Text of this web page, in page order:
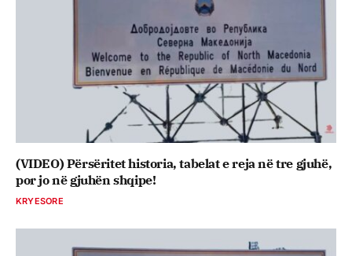
(VIDEO) Përsëritet historia, tabelat e reja në tre gjuhë,
por jo në gjuhën shqipe!
KRYESORE